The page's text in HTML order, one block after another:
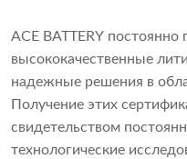
ACE BATTERY постоянно
высококачественные
надежные решения в
Получение этих
свидетельством
технологические